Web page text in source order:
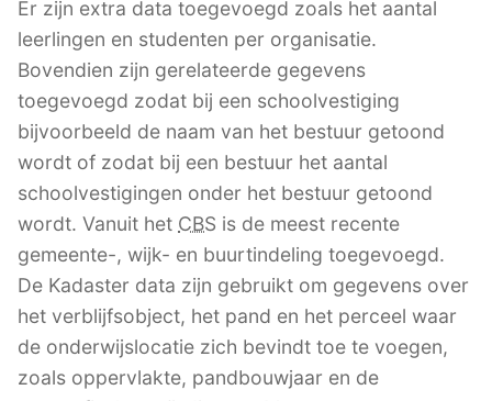
Er zijn extra data toegevoegd zoals het aantal
leerlingen en studenten per organisatie.
Bovendien zijn gerelateerde gegevens
toegevoegd zodat bij een schoolvestiging
bijvoorbeeld de naam van het bestuur getoond
wordt of zodat bij een bestuur het aantal
schoolvestigingen onder het bestuur getoond
wordt. Vanuit het CBS is de meest recente
gemeente-, wijk- en buurtindeling toegevoegd.
De Kadaster data zijn gebruikt om gegevens over
het verblijfsobject, het pand en het perceel waar
de onderwijslocatie zich bevindt toe te voegen,
zoals oppervlakte, pandbouwjaar en de